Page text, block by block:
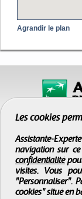
Agrandir le plan
Les cookies
Assistante-
navigation sur
confidentialité
visites. Vous
"Personnaliser".
cookies" situé en